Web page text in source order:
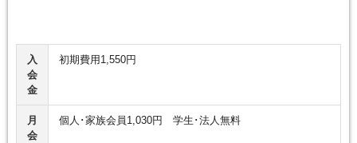
入
会
金
初期費用1,550円
月
会
個人･家族会員1,030円 学生･法人無料